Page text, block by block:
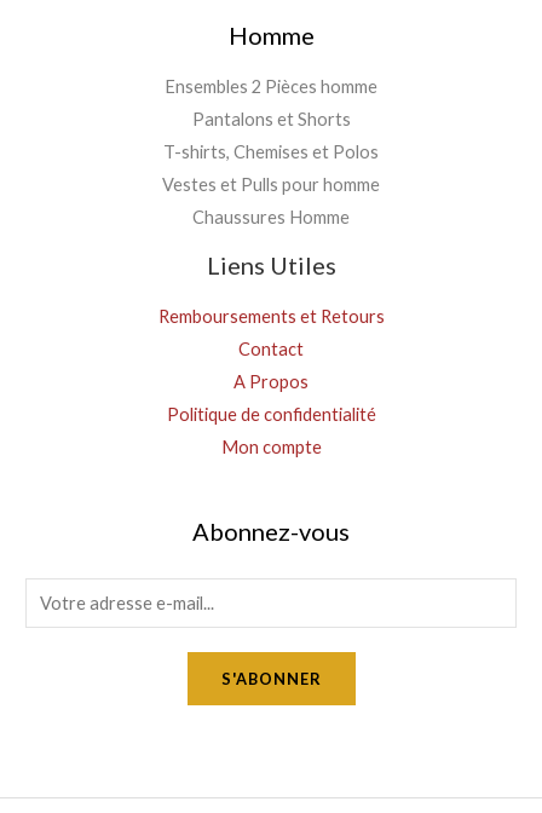
Homme
Ensembles 2 Pièces homme
Pantalons et Shorts
T-shirts, Chemises et Polos
Vestes et Pulls pour homme
Chaussures Homme
Liens Utiles
Remboursements et Retours
Contact
A Propos
Politique de confidentialité
Mon compte
Abonnez-vous
m
S'ABONNER